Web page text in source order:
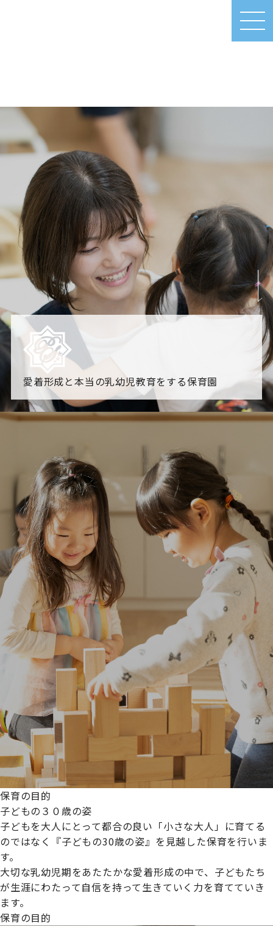
MEN
U
愛着形成と本当の乳幼児教育をする保育園
園からのお知らせ
「すくすく子育て」でリトルスター保育園が紹介されま
各園のブログ
2026.08.06 赤しそジュース作り～にじ組～2026.08.0
5 【そら組】誕生会
一覧を見る
プライムスターほいくえんグループは女性が安心して働き
続けられる環境づくりに取り組んでおり、厚生労働省の
【えるぼし認定(☆☆)】
保育の目的
子どもの３０歳の姿
子どもを大人にとって都合の良い「小さな大人」に育てる
のではなく『子どもの30歳の姿』を見越した保育を行いま
す。
大切な乳幼児期をあたたかな愛着形成の中で、子どもたち
が生涯にわたって自信を持って生きていく力を育てていき
ます。
保育の目的